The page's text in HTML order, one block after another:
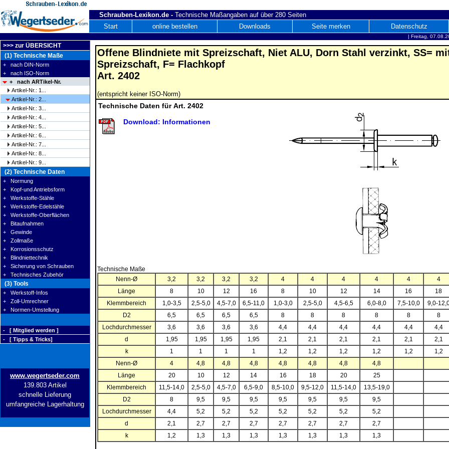
Schrauben-Lexikon.de - Technische Maßangaben auf über 280 Seiten
Start
online bestellen Downloads Seite merken Datenschutz
| Freitag,
>>> zur ÜBERSICHT
(1) Technische Maße
+ nach DIN-Norm
+ nach ISO-Norm
+ nach ARTikel-Nr.
Artikel-Nr.: 1...
Artikel-Nr.: 2...
Artikel-Nr.: 3...
Artikel-Nr.: 4...
Artikel-Nr.: 5...
Artikel-Nr.: 6...
Artikel-Nr.: 7...
Artikel-Nr.: 8...
Artikel-Nr.: 9...
(2) Technische Daten
+ Normung
+ Kopf-und Antriebsform
+ Werkstoffe-Stähle
+ Werkstoffe-Edelstähle
+ Werkstoffe-Oberflächen
+ Bitaufnahmen
+ Gewinde
+ Zollmaße
+ Korrosionsschutz
+ Blindniettechnik
+ Sicherung von Schrauben
+ Technisches Zubehör
(3) Tools
+ Werkstoff-Infos
+ Zoll-Umrechner
+ Normen-Umstellung
- [ Mitglied werden ]
- [ Tipps & Tricks]
www.wegertseder.com
139.803 Artikel
schnelle Lieferung
umfangreiche Lagerhaltung
Offene Blindniete mit Spreizschaft, Niet ALU, Dorn Stahl verzinkt, SS=
Spreizschaft, F= Flachkopf
Art. 2402
(entspricht keiner ISO-Norm)
Technische Daten für Art. 2402
Download: Informationen
Technische Maße
Nenn-Ø
3,2 3,2 3,2 3,2 4 4 4 4 4
4
Länge
8 10 12 16 8 10 12 14 16
18
Klemmbereich
1,0-3,5 2,5-5,0 4,5-7,0 6,5-11,0 1,0-3,0 2,5-5,0 4,5-6,5 6,0-8,0 7,5-10,0
9,0-
D2
6,5 6,5 6,5 6,5 8 8 8 8 8
8
Lochdurchmesser
3,6 3,6 3,6 3,6 4,4 4,4 4,4 4,4 4,4
4,4
d
1,95 1,95 1,95 1,95 2,1 2,1 2,1 2,1 2,1
2,1
k
1 1 1 1 1,2 1,2 1,2 1,2 1,2
1,2
Nenn-Ø
4 4,8 4,8 4,8 4,8 4,8 4,8
4,8
Länge
20 10 12 14 16 18 20
25
Klemmbereich
11,5-14,0 2,5-5,0 4,5-7,0 6,5-9,0 8,5-10,0 9,5-12,0 11,5-14,0
13,5-19,0
D2
8 9,5 9,5 9,5 9,5 9,5 9,5
9,5
Lochdurchmesser
4,4 5,2 5,2 5,2 5,2 5,2 5,2
5,2
d
2,1 2,7 2,7 2,7 2,7 2,7 2,7
2,7
k
1,2 1,3 1,3 1,3 1,3 1,3 1,3 1,3